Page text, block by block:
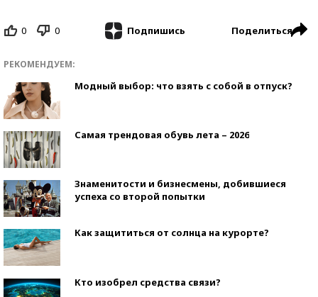
0 0 Подпишись Поделиться
РЕКОМЕНДУЕМ:
Модный выбор: что взять с собой в отпуск?
Самая трендовая обувь лета – 2026
Знаменитости и бизнесмены, добившиеся
успеха со второй попытки
Как защититься от солнца на курорте?
Кто изобрел средства связи?